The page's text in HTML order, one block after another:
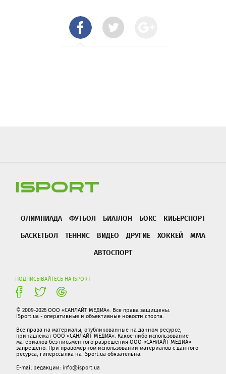
ОЛИМПИАДА ФУТБОЛ БИАТЛОН БОКС
КИБЕРСПОРТ
БАСКЕТБОЛ
ТЕННИС ВИДЕО ДРУГИЕ ХОККЕЙ
ММА
АВТОСПОРТ
ПОДПИСЫВАЙТЕСЬ НА ISPORT
© 2009-2025 ООО «САНЛАЙТ МЕДИА». Все права защищены.
iSport.ua - оперативные и объективные новости спорта.
Все права на материалы, опубликованные на данном ресурсе,
принадлежат ООО «САНЛАЙТ МЕДИА». Какое-либо использование
материалов без письменного разрешения ООО «САНЛАЙТ МЕДИА»
запрещено. При правомерном использовании материалов с данного
ресурса, гиперссылка на iSport.ua обязательна.
E-mail редакции: info@isport.ua